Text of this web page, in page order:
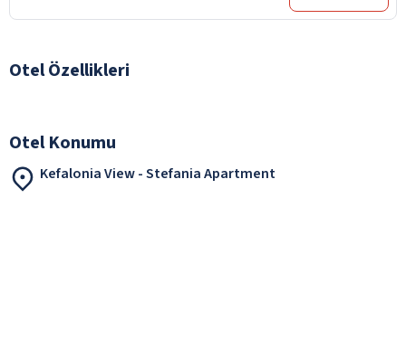
Otel Özellikleri
Otel Konumu
Kefalonia View - Stefania Apartment